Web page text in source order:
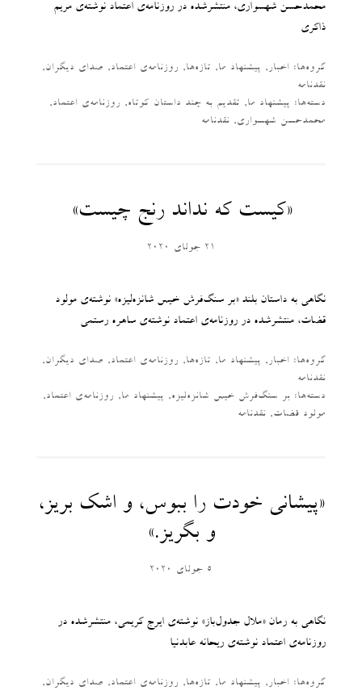
محمدحسن شهسواری، منتشرشده در روزنامه‌ی اعتماد نوشته‌ی مریم
ذاکری
گروه‌ها: اخبار, پیشنهاد ما, تازه‌ها, روزنامه‌ی اعتماد, صدای دیگران,
نقدنامه
دسته‌‌ها: پیشنهاد ما, تقدیم به چند داستان کوتاه, روزنامه‌ی اعتماد,
محمدحسن شهسواری, نقدنامه
«کیست که نداند رنج چیست»
21 جولای 2020
نگاهی به داستان بلند «بر سنگ‌فرش خیس شانزه‌لیزه» نوشته‌ی مولود
قضات، منتشرشده در روزنامه‌ی اعتماد نوشته‌ی ساهره رستمی
گروه‌ها: اخبار, پیشنهاد ما, تازه‌ها, روزنامه‌ی اعتماد, صدای دیگران,
نقدنامه
دسته‌‌ها: بر سنگ‌فرش خیس شانزه‌لیزه, پیشنهاد ما, روزنامه‌ی اعتماد,
مولود قضات, نقدنامه
«پیشانی خودت را ببوس، و اشک بریز،
و بگریز.»
5 جولای 2020
نگاهی به رمان «ملال جدول‌باز» نوشته‌ی ایرج کریمی، منتشرشده در
روزنامه‌ی اعتماد نوشته‌ی ریحانه عابدنیا
گروه‌ها: اخبار, پیشنهاد ما, تازه‌ها, روزنامه‌ی اعتماد, صدای دیگران,